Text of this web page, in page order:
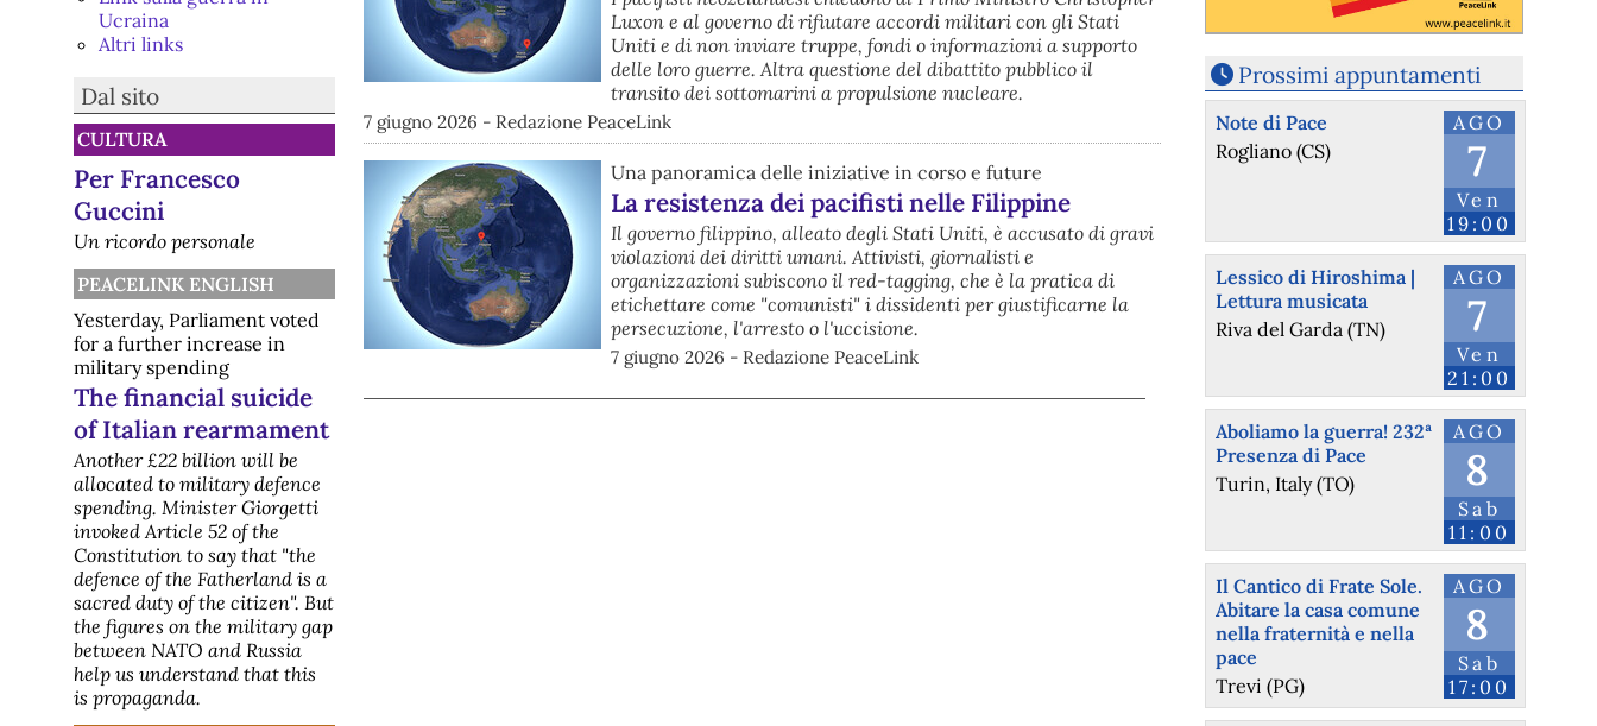
Ucraina
Altri links
Dal sito
CULTURA
Per Francesco
Guccini
Un ricordo personale
PEACELINK ENGLISH
Yesterday, Parliament voted
for a further increase in
military spending
The financial suicide
of Italian rearmament
Another £22 billion will be
allocated to military defence
spending. Minister Giorgetti
invoked Article 52 of the
Constitution to say that "the
defence of the Fatherland is a
sacred duty of the citizen". But
the figures on the military gap
between NATO and Russia
help us understand that this
is propaganda.
Luxon e al governo di rifiutare accordi militari con gli Stati
Uniti e di non inviare truppe, fondi o informazioni a supporto
delle loro guerre. Altra questione del dibattito pubblico il
transito dei sottomarini a propulsione nucleare.
7 giugno 2026 - Redazione PeaceLink
Una panoramica delle iniziative in corso e future
La resistenza dei pacifisti nelle Filippine
Il governo filippino, alleato degli Stati Uniti, è accusato di gravi
violazioni dei diritti umani. Attivisti, giornalisti e
organizzazioni subiscono il red-tagging, che è la pratica di
etichettare come "comunisti" i dissidenti per giustificarne la
persecuzione, l'arresto o l'uccisione.
7 giugno 2026 - Redazione PeaceLink
Prossimi appuntamenti
AGO
7
Ven
19:00
Note di Pace
Rogliano (CS)
AGO
7
Ven
21:00
Lessico di Hiroshima |
Lettura musicata
Riva del Garda (TN)
AGO
8
Sab
11:00
Aboliamo la guerra! 232ª
Presenza di Pace
Turin, Italy (TO)
AGO
8
Sab
17:00
Il Cantico di Frate Sole.
Abitare la casa comune
nella fraternità e nella
pace
Trevi (PG)